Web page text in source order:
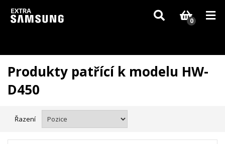
Vzhledem k aktuální situaci se může dodání dílů, které nejsou skladem,
zpozdit. Děkujeme za pochopení.
0
Produkty patřící k modelu HW-
D450
Řazení